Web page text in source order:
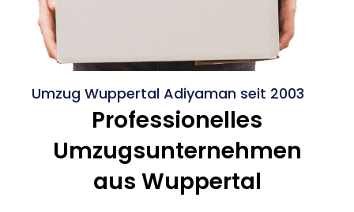
Umzug Wuppertal Adiyaman seit 2003
Professionelles
Umzugsunternehmen
aus Wuppertal